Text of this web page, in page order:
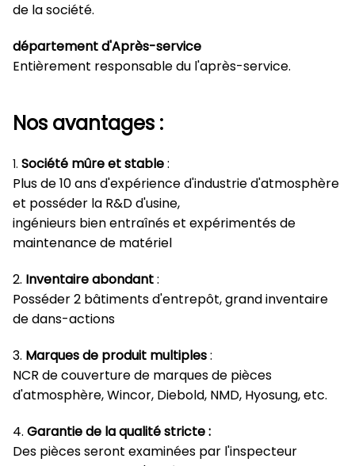
de la société.
département d'Après-service
Entièrement responsable du l'après-service.
Nos avantages :
1. Société mûre et stable:
Plus de 10 ans d'expérience d'industrie d'atmosphère
et posséder la R&D d'usine,
ingénieurs bien entraînés et expérimentés de
maintenance de matériel
2. Inventaire abondant:
Posséder 2 bâtiments d'entrepôt, grand inventaire
de dans-actions
3. Marques de produit multiples:
NCR de couverture de marques de pièces
d'atmosphère, Wincor, Diebold, NMD, Hyosung, etc.
4. Garantie de la qualité stricte :
Des pièces seront examinées par l'inspecteur